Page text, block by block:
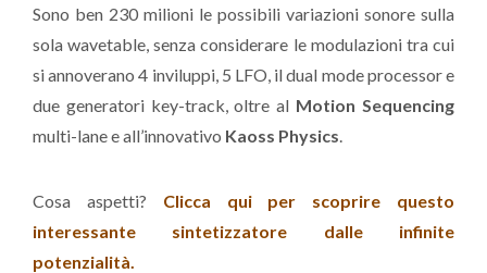
Sono ben 230 milioni le possibili variazioni sonore sulla
sola wavetable, senza considerare le modulazioni tra cui
si annoverano 4 inviluppi, 5 LFO, il dual mode processor e
due generatori key-track, oltre al Motion Sequencing
multi-lane e all’innovativo Kaoss Physics.
Cosa aspetti? Clicca qui per scoprire questo
interessante sintetizzatore dalle infinite
potenzialità.